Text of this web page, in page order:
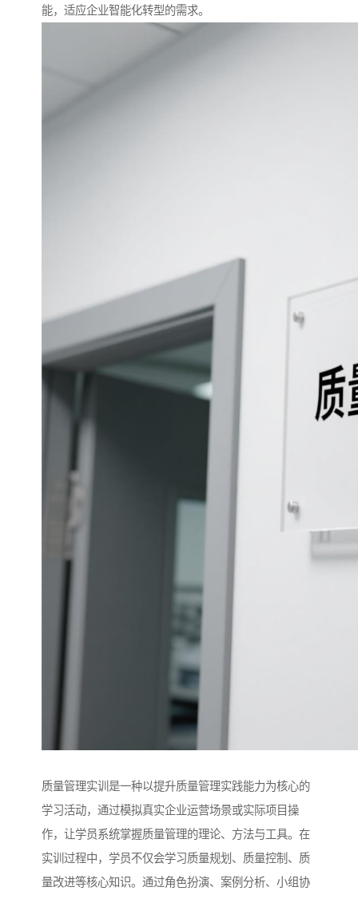
能，适应企业智能化转型的需求。​
质量管理实训是一种以提升质量管理实践能力为核心的
学习活动，通过模拟真实企业运营场景或实际项目操
作，让学员系统掌握质量管理的理论、方法与工具。在
实训过程中，学员不仅会学习质量规划、质量控制、质
量改进等核心知识。通过角色扮演、案例分析、小组协